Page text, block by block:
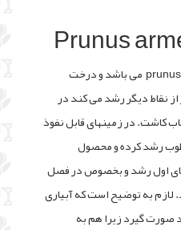
زرد آلو با نام علمی prunus armeniaca می باشد و درخت
نقاط دیگر رشد می کند در
کاشت. در زمینهای قابل نفوذ
رشد کرده و محصول
اول رشد و بخصوص در فصل
لازم به توضیح است که آبیاری
صورت گیرد زیرا هم به